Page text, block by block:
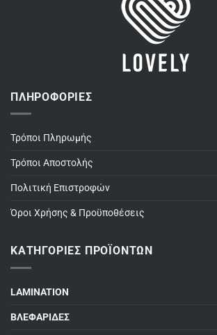
ΠΛΗΡΟΦΟΡΊΕΣ
Τρόποι Πληρωμής
Τρόποι Αποστολής
Πολιτική Επιστροφών
Όροι Χρήσης & Προϋποθέσεις
ΚΑΤΗΓΟΡΊΕΣ ΠΡΟΪΌΝΤΩΝ
LAMINATION
ΒΛΕΦΑΡΙΔΕΣ